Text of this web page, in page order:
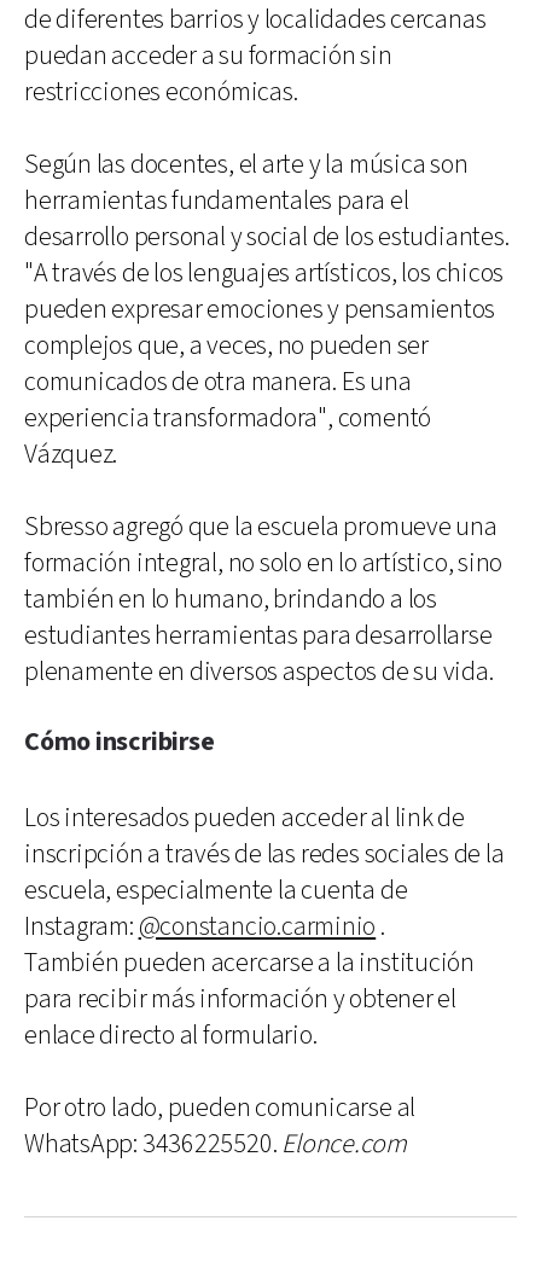
de diferentes barrios y localidades cercanas
puedan acceder a su formación sin
restricciones económicas.
Según las docentes, el arte y la música son
herramientas fundamentales para el
desarrollo personal y social de los estudiantes.
"A través de los lenguajes artísticos, los chicos
pueden expresar emociones y pensamientos
complejos que, a veces, no pueden ser
comunicados de otra manera. Es una
experiencia transformadora", comentó
Vázquez.
Sbresso agregó que la escuela promueve una
formación integral, no solo en lo artístico, sino
también en lo humano, brindando a los
estudiantes herramientas para desarrollarse
plenamente en diversos aspectos de su vida.
Cómo inscribirse
Los interesados pueden acceder al link de
inscripción a través de las redes sociales de la
escuela, especialmente la cuenta de
Instagram: @constancio.carminio .
También pueden acercarse a la institución
para recibir más información y obtener el
enlace directo al formulario.
Por otro lado, pueden comunicarse al
WhatsApp: 3436225520. Elonce.com